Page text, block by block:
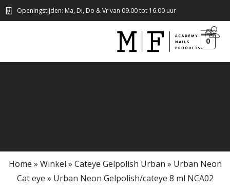
Openingstijden: Ma, Di, Do & Vr van 09.00 tot 16.00 uur
0
Home » Winkel » Cateye Gelpolish Urban » Urban Neon
Cat eye » Urban Neon Gelpolish/cateye 8 ml NCA02